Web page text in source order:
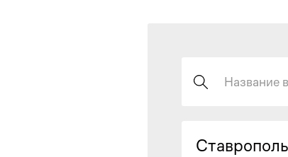
Ставрополь